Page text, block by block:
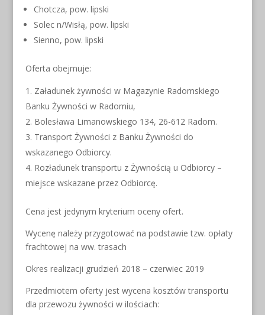
Chotcza, pow. lipski
Solec n/Wisłą, pow. lipski
Sienno, pow. lipski
Oferta obejmuje:
Załadunek żywności w Magazynie Radomskiego
Banku Żywności w Radomiu,
Bolesława Limanowskiego 134, 26-612 Radom.
Transport Żywności z Banku Żywności do
wskazanego Odbiorcy.
Rozładunek transportu z Żywnością u Odbiorcy –
miejsce wskazane przez Odbiorcę.
Cena jest jedynym kryterium oceny ofert.
Wycenę należy przygotować na podstawie tzw. opłaty
frachtowej na ww. trasach
Okres realizacji grudzień 2018 – czerwiec 2019
Przedmiotem oferty jest wycena kosztów transportu
dla przewozu żywności w ilościach: